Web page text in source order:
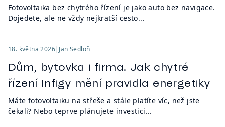
Fotovoltaika bez chytrého řízení je jako auto bez navigace.
Dojedete, ale ne vždy nejkratší cesto...
18. května 2026| Jan Sedloň
Dům, bytovka i firma. Jak chytré
řízení Infigy mění pravidla energetiky
Máte fotovoltaiku na střeše a stále platíte víc, než jste
čekali? Nebo teprve plánujete investici...